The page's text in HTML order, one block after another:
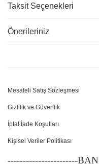
Taksit Seçenekleri
Önerileriniz
Mesafeli Satış Sözleşmesi
Gizlilik ve Güvenlik
İptal İade Koşulları
Kişisel Veriler Politikası
-----------------------